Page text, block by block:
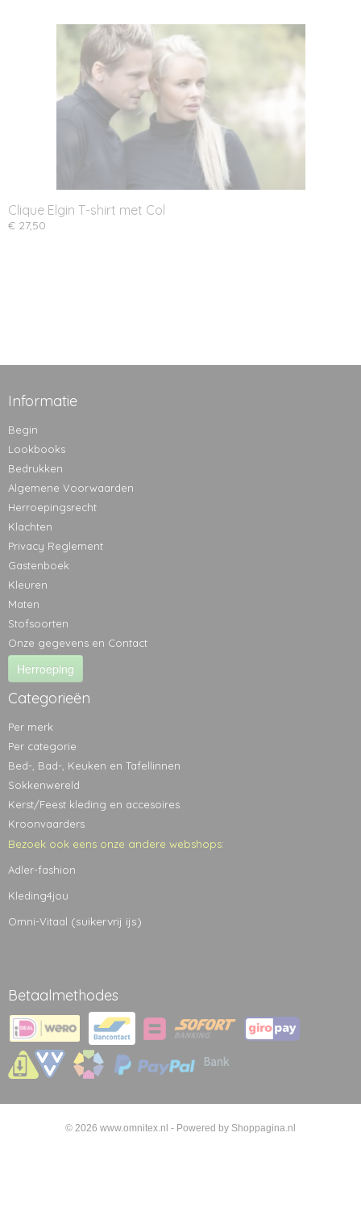
Clique Elgin T-shirt met Col
€ 27,50
Informatie
Begin
Lookbooks
Bedrukken
Algemene Voorwaarden
Herroepingsrecht
Klachten
Privacy Reglement
Gastenboek
Kleuren
Maten
Stofsoorten
Onze gegevens en Contact
Herroeping
Categorieën
Per merk
Per categorie
Bed-, Bad-, Keuken en Tafellinnen
Sokkenwereld
Kerst/Feest kleding en accesoires
Kroonvaarders
Bezoek ook eens onze andere webshops:
Adler-fashion
Kleding4jou
Omni-Vitaal (suikervrij ijs)
Betaalmethodes
© 2026 www.omnitex.nl - Powered by Shoppagina.nl